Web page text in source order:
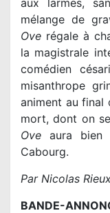
mélange de
Ove régale à
la magistrale
comédien
misanthrope
animent au final
mort, dont on
Ove aura bien
Cabourg.
Par Nicolas
BANDE-